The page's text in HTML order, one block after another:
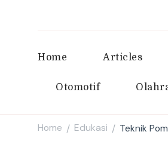
Home Articles
Otomotif
Home / Edukasi / Teknik